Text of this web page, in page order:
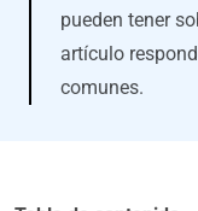
pueden tener
artículo
comunes.